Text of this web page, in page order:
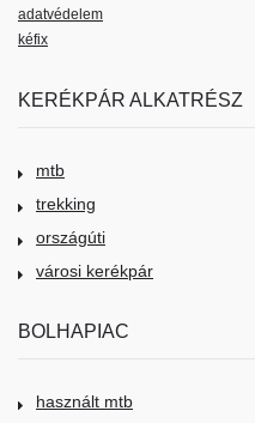
adatvédelem
kéfix
KERÉKPÁR ALKATRÉSZ
mtb
trekking
országúti
városi kerékpár
BOLHAPIAC
használt mtb